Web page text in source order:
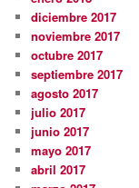
diciembre 2017
noviembre 2017
octubre 2017
septiembre 2017
agosto 2017
julio 2017
junio 2017
mayo 2017
abril 2017